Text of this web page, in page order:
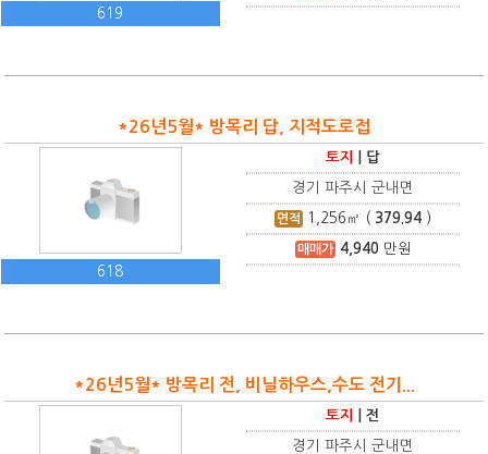
619
*26년5월* 방목리 답, 지적도로접
618
토지 답
경기 파주시 군내면
면적 1,256 ㎡ ( 379.94 )
매매가 4,940만원
*26년5월* 방목리 전, 비닐하우스,수도 전기...
토지 |전
경기 파주시 군내면